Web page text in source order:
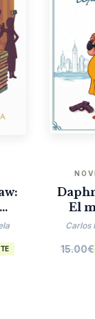
El
Carlos
15.00€